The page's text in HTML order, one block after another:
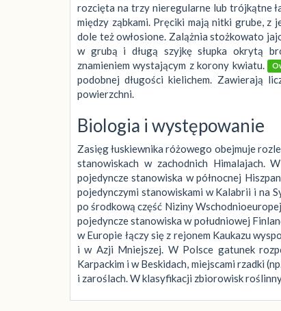
rozcięta na trzy nieregularne lub trójkątne
między ząbkami. Pręciki mają nitki grube, z
dole też owłosione. Zalążnia stożkowato
w grubą i długą szyjkę słupka okrytą
znamieniem wystającym z korony kwiatu.
podobnej długości kielichem. Zawierają
powierzchni.
Biologia i występowanie
Zasięg łuskiewnika różowego obejmuje
stanowiskach w zachodnich Himalajach.
pojedyncze stanowiska w północnej
pojedynczymi stanowiskami w Kalabrii i na
po środkową część Niziny
pojedyncze stanowiska w południowej
w Europie łączy się z rejonem Kaukazu
i w Azji Mniejszej. W Polsce gatunek
Karpackim i w Beskidach, miejscami rzadki
i zaroślach. W klasyfikacji zbiorowisk